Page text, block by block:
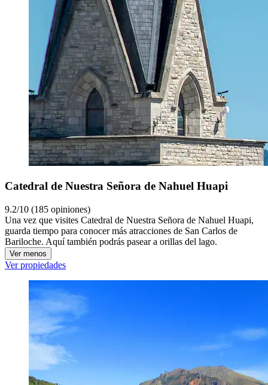
Catedral de Nuestra Señora de Nahuel Huapi
9.2/10 (185 opiniones)
Una vez que visites Catedral de Nuestra Señora de Nahuel Huapi,
guarda tiempo para conocer más atracciones de San Carlos de
Bariloche. Aquí también podrás pasear a orillas del lago.
Ver menos
Ver propiedades